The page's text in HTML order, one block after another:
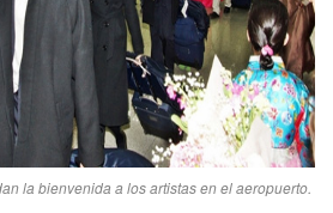
la bienvenida a los artistas en el aeropuerto.